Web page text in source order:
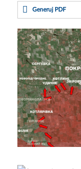
Generuj PDF